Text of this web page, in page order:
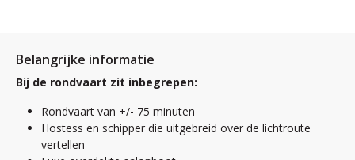
Belangrijke informatie
Bij de rondvaart zit inbegrepen:
Rondvaart van +/- 75 minuten
Hostess en schipper die uitgebreid over de lichtroute
vertellen